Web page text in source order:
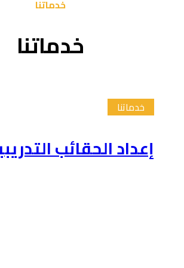
خدماتنا
خدماتنا
خدماتنا
إعداد الحقائب